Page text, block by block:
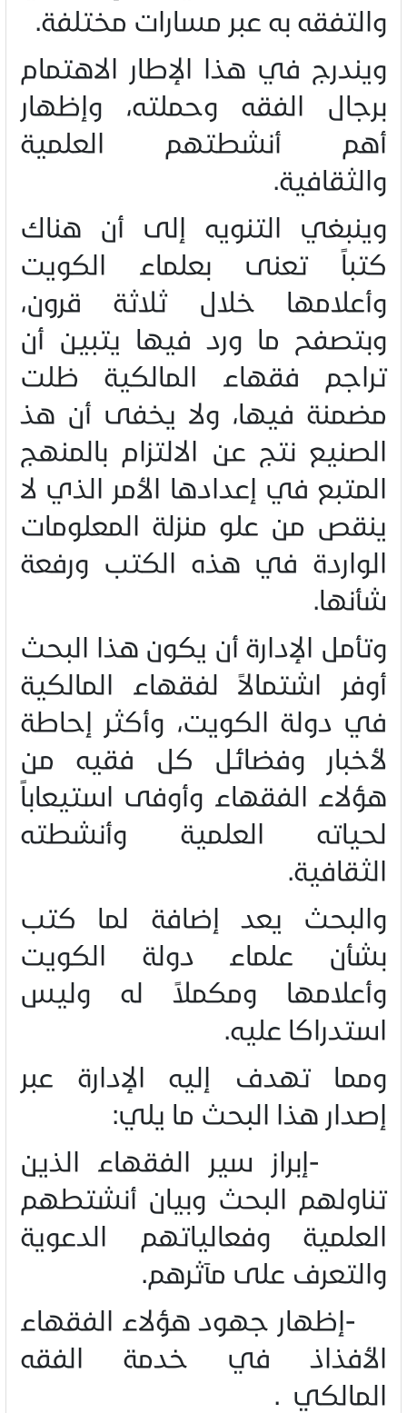
والتفقه به عبر مسارات مختلفة.
ويندرج في هذا الإطار الاهتمام
برجال الفقه وحملته، وإظهار
أهم أنشطتهم العلمية
والثقافية.
وينبغي التنويه إلى أن هناك
كتباً تعنى بعلماء الكويت
وأعلامها خلال ثلاثة قرون،
وبتصفح ما ورد فيها يتبين أن
تراجم فقهاء المالكية ظلت
مضمنة فيها، ولا يخفى أن هذ
الصنيع نتج عن الالتزام بالمنهج
المتبع في إعدادها الأمر الذي لا
ينقص من علو منزلة المعلومات
الواردة في هذه الكتب ورفعة
شأنها.
وتأمل الإدارة أن يكون هذا البحث
أوفر اشتمالاً لفقهاء المالكية
في دولة الكويت، وأكثر إحاطة
لأخبار وفضائل كل فقيه من
هؤلاء الفقهاء وأوفى استيعاباً
لحياته العلمية وأنشطته
الثقافية.
والبحث يعد إضافة لما كتب
بشأن علماء دولة الكويت
وأعلامها ومكملاً له وليس
استدراكا عليه.
ومما تهدف إليه الإدارة عبر
إصدار هذا البحث ما يلي:
-إبراز سير الفقهاء الذين
تناولهم البحث وبيان أنشتطهم
العلمية وفعالياتهم الدعوية
والتعرف على مآثرهم.
-إظهار جهود هؤلاء الفقهاء
الأفذاذ في خدمة الفقه
المالكي .